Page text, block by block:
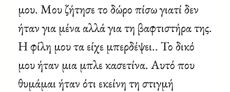
μου. Μου ζήτησε το δώρο πίσω γιατί δεν
ήταν για μένα αλλά για τη βαφτιστήρα της.
Η φίλη μου τα είχε μπερδέψει.. Το δικό
μου ήταν μια μπλε κασετίνα. Αυτό που
θυμάμαι ήταν ότι εκείνη τη στιγμή